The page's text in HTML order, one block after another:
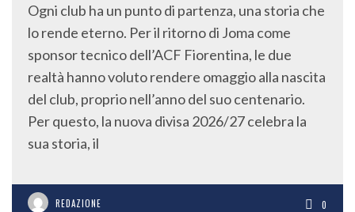
Ogni club ha un punto di partenza, una storia che
lo rende eterno. Per il ritorno di Joma come
sponsor tecnico dell’ACF Fiorentina, le due
realtà hanno voluto rendere omaggio alla nascita
del club, proprio nell’anno del suo centenario.
Per questo, la nuova divisa 2026/27 celebra la
sua storia, il
REDAZIONE 0